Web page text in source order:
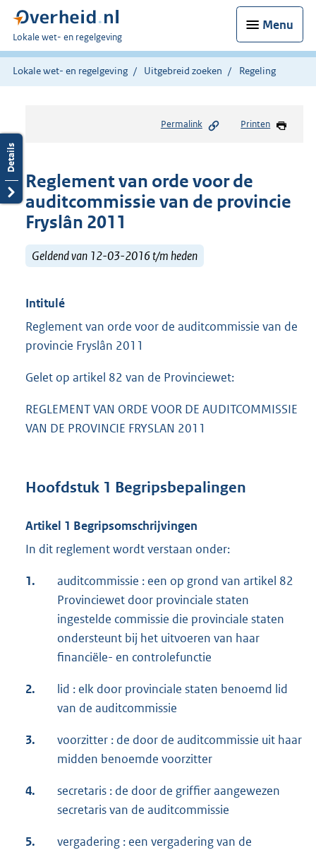
Menu
U
bent
hier:
Lokale wet- en regelgeving
Lokale wet- en regelgeving Uitgebreid zoeken Regeling
Permalink Printen
Reglement van orde voor de
auditcommissie van de provincie
Fryslân 2011
Geldend van 12-03-2016 t/m heden
Intitulé
Reglement van orde voor de auditcommissie van de
provincie Fryslân 2011
Gelet op artikel 82 van de Provinciewet:
REGLEMENT VAN ORDE VOOR DE AUDITCOMMISSIE
VAN DE PROVINCIE FRYSLAN 2011
Hoofdstuk 1 Begripsbepalingen
Artikel 1 Begripsomschrijvingen
In dit reglement wordt verstaan onder:
1.
auditcommissie : een op grond van artikel 82
Provinciewet door provinciale staten
ingestelde commissie die provinciale staten
ondersteunt bij het uitvoeren van haar
financiële- en controlefunctie
2.
lid : elk door provinciale staten benoemd lid
van de auditcommissie
3.
voorzitter : de door de auditcommissie uit haar
midden benoemde voorzitter
4.
secretaris : de door de griffier aangewezen
secretaris van de auditcommissie
5.
vergadering : een vergadering van de